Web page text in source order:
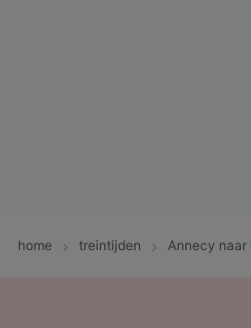
home treintijden Annecy naar